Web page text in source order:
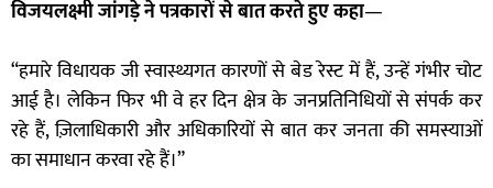
विजयलक्ष्मी जांगड़े ने पत्रकारों से बात करते हुए कहा—
“हमारे विधायक जी स्वास्थ्यगत कारणों से बेड रेस्ट में हैं, उन्हें गंभीर चोट
आई है। लेकिन फिर भी वे हर दिन क्षेत्र के जनप्रतिनिधियों से संपर्क कर
रहे हैं, ज़िलाधिकारी और अधिकारियों से बात कर जनता की समस्याओं
का समाधान करवा रहे हैं।”